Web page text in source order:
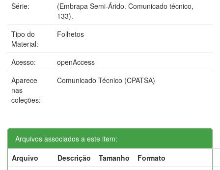
Série:
(Embrapa Semi-Árido. Comunicado técnico,
133).
Tipo do
Material:
Folhetos
Acesso:
openAccess
Aparece
nas
coleções:
Comunicado Técnico (CPATSA)
Arquivos associados a este item:
Arquivo
Descrição Tamanho
Formato